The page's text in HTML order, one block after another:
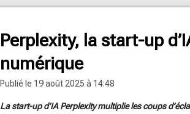
Perplexity, la start-up
numérique
Publié le 19 août 2025 à 14:48
La start-up d’IA Perplexity multiplie les coups